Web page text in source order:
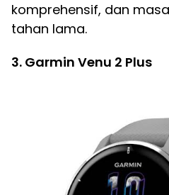
komprehensif, dan
tahan lama.
3. Garmin Venu 2 Plus